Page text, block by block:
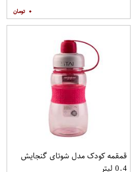
۰
قمقمه کودک مدل شوتای گنجایش
0.4 لیتر